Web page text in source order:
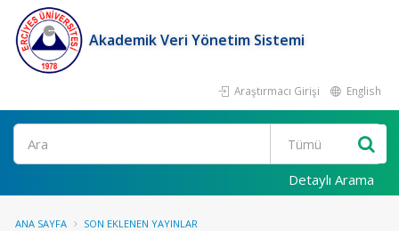
Akademik Veri Yönetim Sistemi
Araştırmacı Girişi English
Ara
Detaylı Arama
ANA SAYFA SON EKLENEN YAYINLAR